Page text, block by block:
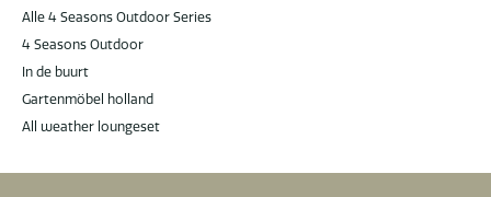
Alle 4 Seasons Outdoor Series
4 Seasons Outdoor
In de buurt
Gartenmöbel holland
All weather loungeset